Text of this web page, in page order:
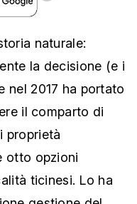
naturale:
la decisione (e i
nel 2017 ha portato
il comparto di
proprietà
otto opzioni
ticinesi. Lo ha